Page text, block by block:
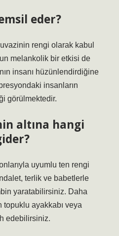
eder?
rengi olarak kabul
melankolik bir etkisi de
insanı hüzünlendirdiğine
insanların
görülmektedir.
altına hangi
uyumlu ten rengi
terlik ve babetlerle
yaratabilirsiniz. Daha
topuklu ayakkabı veya
edebilirsiniz.